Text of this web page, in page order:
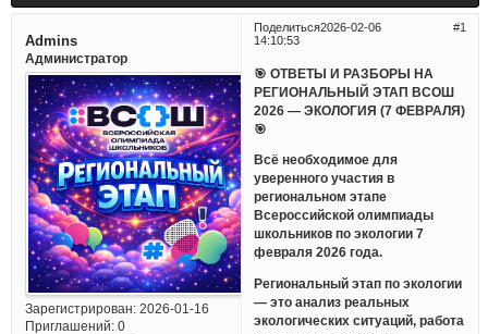
Поделиться 1
2026-02-06
14:10:53
Admins
Администратор
Зарегистрирован: 2026-01-16
Приглашений:0
🎯 ОТВЕТЫ И РАЗБОРЫ НА
РЕГИОНАЛЬНЫЙ ЭТАП ВСОШ
2026 — ЭКОЛОГИЯ (7 ФЕВРАЛЯ)
🎯
Всё необходимое для
уверенного участия в
региональном этапе
Всероссийской олимпиады
школьников по экологии 7
февраля 2026 года.
Региональный этап по экологии
— это анализ реальных
экологических ситуаций, работа